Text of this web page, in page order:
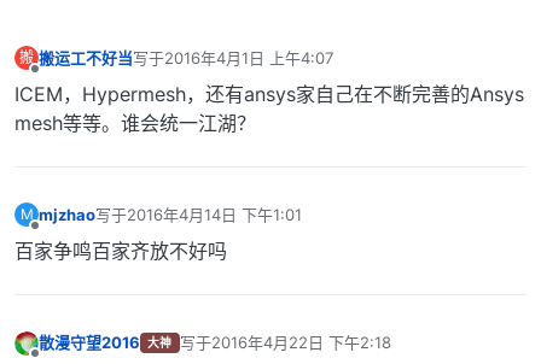
搬 搬运工不好当写于2016年4月1日 上午4:07
最后由 编辑
ICEM，Hypermesh，还有ansys家自己在不断完善的Ansys
mesh等等。谁会统一江湖？
M
离线
mjzhao写于2016年4月14日 下午1:01
最后由 编辑
百家争鸣百家齐放不好吗
散漫守望2016 大神 写于2016年4月22日 下午2:18
最后由 编辑